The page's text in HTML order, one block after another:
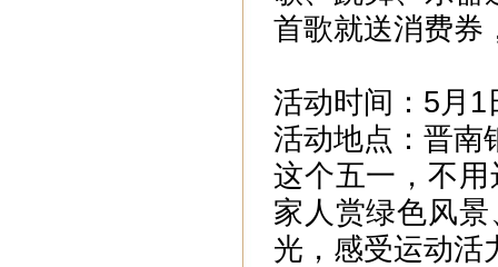
首歌就送消费券
活动时间：5月
活动地点：晋南
这个五一，不
家人赏绿色风
光，感受运动活